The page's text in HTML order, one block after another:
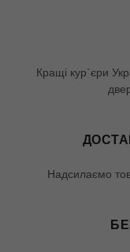
Кращі кур`єри
Надсилаємо